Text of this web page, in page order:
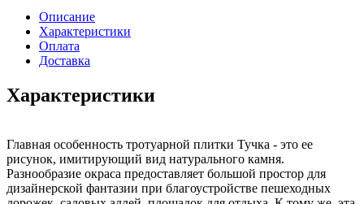
Описание
Характеристики
Оплата
Доставка
Характеристики
Главная особенность тротуарной плитки Тучка - это ее
рисунок, имитирующий вид натурального камня.
Разнообразие окраса предоставляет большой простор для
дизайнерской фантазии при благоустройстве пешеходных